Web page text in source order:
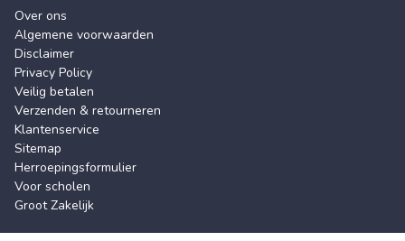
Over ons
Algemene voorwaarden
Disclaimer
Privacy Policy
Veilig betalen
Verzenden & retourneren
Klantenservice
Sitemap
Herroepingsformulier
Voor scholen
Groot Zakelijk